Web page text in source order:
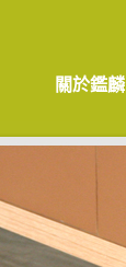
關於鑑麟